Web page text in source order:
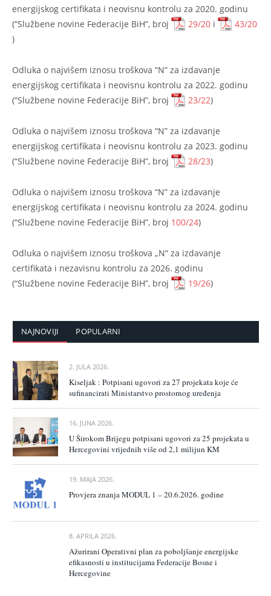
energijskog certifikata i neovisnu kontrolu za 2020. godinu
(“Službene novine Federacije BiH”, broj
29/20 i
43/20
)
Odluka o najvišem iznosu troškova “N” za izdavanje
energijskog certifikata i neovisnu kontrolu za 2022. godinu
(“Službene novine Federacije BiH”, broj
23/22)
Odluka o najvišem iznosu troškova “N” za izdavanje
energijskog certifikata i neovisnu kontrolu za 2023. godinu
(“Službene novine Federacije BiH”, broj
28/23)
Odluka o najvišem iznosu troškova “N” za izdavanje
energijskog certifikata i neovisnu kontrolu za 2024. godinu
(“Službene novine Federacije BiH”, broj 100/24)
Odluka o najvišem iznosu troškova „N“ za izdavanje
certifikata i nezavisnu kontrolu za 2026. godinu
(“Službene novine Federacije BiH”, broj
19/26)
NAJNOVIJI POPULARNI
2. JULA 2026.
Kiseljak : Potpisani ugovori za 27 projekata koje će
sufinancirati Ministarstvo prostornog uređenja
16. JUNA 2026.
U Širokom Brijegu potpisani ugovori za 25 projekata u
Hercegovini vrijednih više od 2,1 milijun KM
19. MAJA 2026.
Provjera znanja MODUL 1 – 20.6.2026. godine
8. APRILA 2026.
Ažurirani Operativni plan za poboljšanje energijske
efikasnosti u institucijama Federacije Bosne i
Hercegovine